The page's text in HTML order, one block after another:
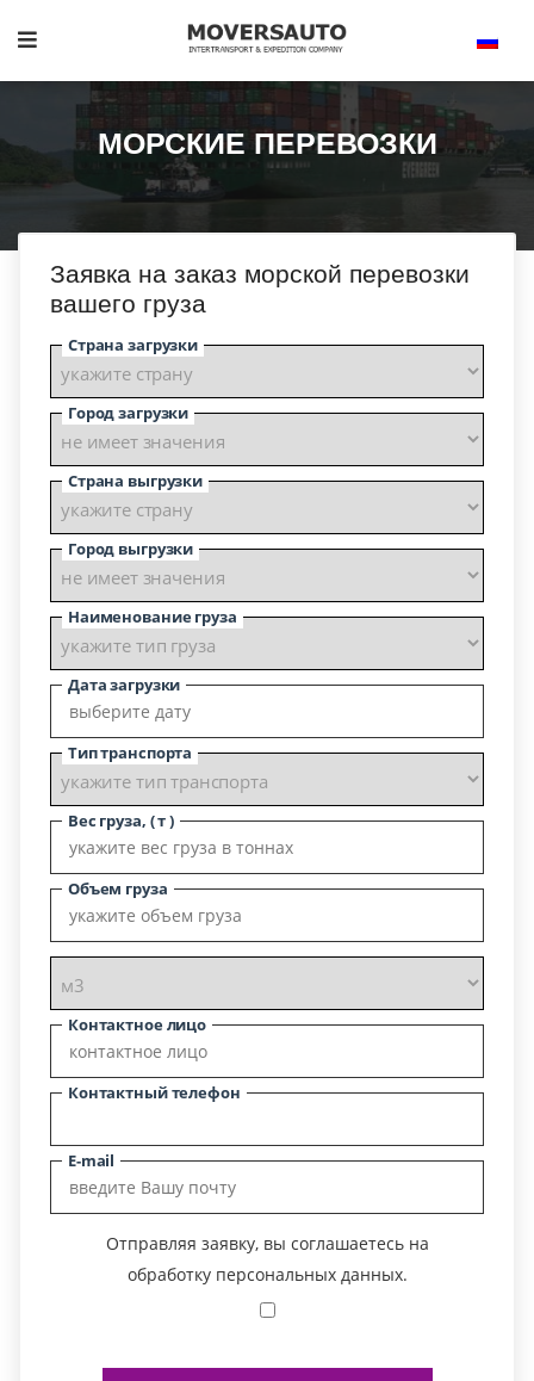
МОРСКИЕ ПЕРЕВОЗКИ
Заявка на заказ морской перевозки
вашего груза
Страна загрузки
Город загрузки
Страна выгрузки
Город выгрузки
Наименование груза
Дата загрузки
Тип транспорта
Вес груза, ( т )
Объем груза
Контактное лицо
Контактный телефон
E-mail
Отправляя заявку, вы соглашаетесь на
обработку персональных данных.